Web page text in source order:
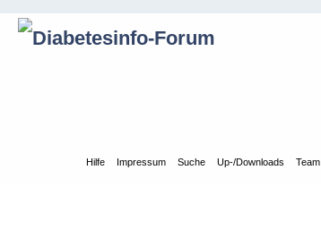
Hilfe Impressum Suche Up-/Downloads Team